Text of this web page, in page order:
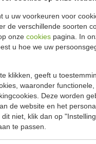
u uw voorkeuren voor
de verschillende soorten
onze cookies pagina. In
u hoe we uw
klikken, geeft u
waaronder
Deze worden
de website en het
niet, klik dan op
te passen.
digitale bediening
40mm 1/3GN pannen
gemakkelijke
GP296
Wit
0°C tot +12°C